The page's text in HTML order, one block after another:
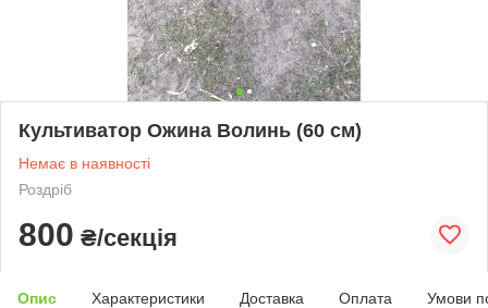
Культиватор Ожина Волинь (60 см)
Немає в наявності
Роздріб
800 ₴/секція
Опис Характеристики Доставка Оплата Умови